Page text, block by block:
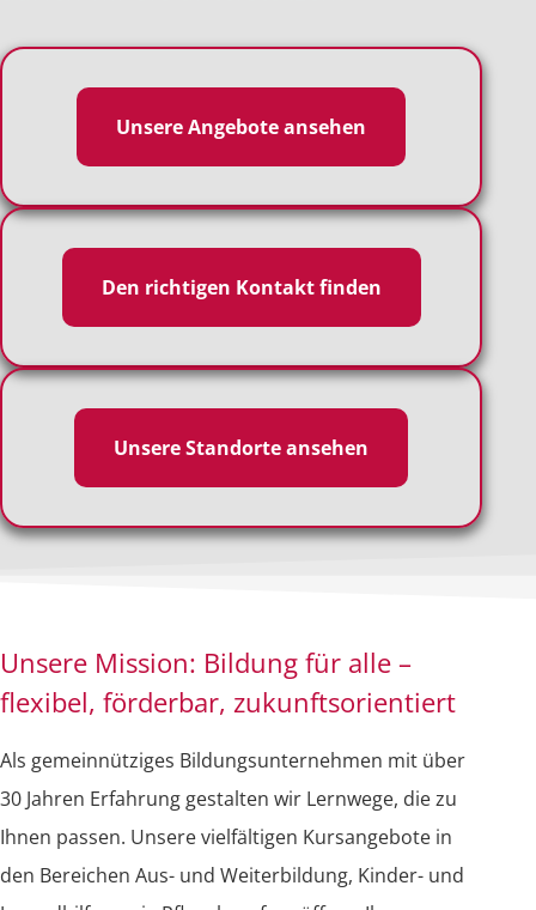
Unsere Angebote ansehen
Den richtigen Kontakt finden
Unsere Standorte ansehen
Unsere Mission: Bildung für alle –
flexibel, förderbar, zukunftsorientiert
Als gemeinnütziges Bildungsunternehmen mit über
30 Jahren Erfahrung gestalten wir Lernwege, die zu
Ihnen passen. Unsere vielfältigen Kursangebote in
den Bereichen Aus- und Weiterbildung, Kinder- und